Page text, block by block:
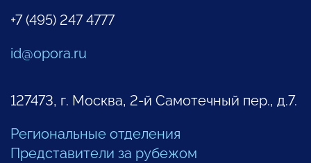
+7 (495) 247 4777
id@opora.ru
127473, г. Москва, 2-й Самотечный пер., д.7.
Региональные отделения
Представители за рубежом